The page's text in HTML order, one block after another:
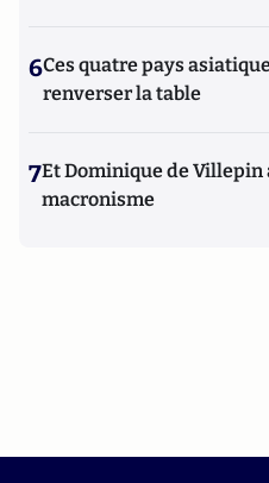
6Ces quatre pays
renverser la table
7Et Dominique de
macronisme